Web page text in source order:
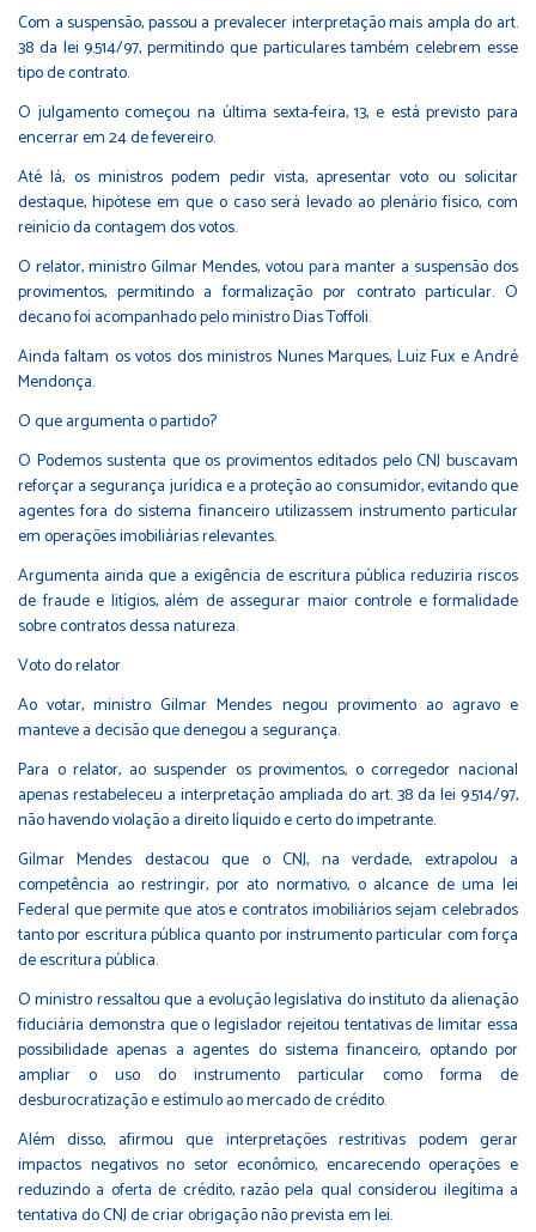
Com a suspensão, passou a prevalecer interpretação mais ampla do art.
38 da lei 9.514/97, permitindo que particulares também celebrem esse
tipo de contrato.
O julgamento começou na última sexta-feira, 13, e está previsto para
encerrar em 24 de fevereiro.
Até lá, os ministros podem pedir vista, apresentar voto ou solicitar
destaque, hipótese em que o caso será levado ao plenário físico, com
reinício da contagem dos votos.
O relator, ministro Gilmar Mendes, votou para manter a suspensão dos
provimentos, permitindo a formalização por contrato particular. O
decano foi acompanhado pelo ministro Dias Toffoli.
Ainda faltam os votos dos ministros Nunes Marques, Luiz Fux e André
Mendonça.
O que argumenta o partido?
O Podemos sustenta que os provimentos editados pelo CNJ buscavam
reforçar a segurança jurídica e a proteção ao consumidor, evitando que
agentes fora do sistema financeiro utilizassem instrumento particular
em operações imobiliárias relevantes.
Argumenta ainda que a exigência de escritura pública reduziria riscos
de fraude e litígios, além de assegurar maior controle e formalidade
sobre contratos dessa natureza.
Voto do relator
Ao votar, ministro Gilmar Mendes negou provimento ao agravo e
manteve a decisão que denegou a segurança.
Para o relator, ao suspender os provimentos, o corregedor nacional
apenas restabeleceu a interpretação ampliada do art. 38 da lei 9.514/97,
não havendo violação a direito líquido e certo do impetrante.
Gilmar Mendes destacou que o CNJ, na verdade, extrapolou a
competência ao restringir, por ato normativo, o alcance de uma lei
Federal que permite que atos e contratos imobiliários sejam celebrados
tanto por escritura pública quanto por instrumento particular com força
de escritura pública.
O ministro ressaltou que a evolução legislativa do instituto da alienação
fiduciária demonstra que o legislador rejeitou tentativas de limitar essa
possibilidade apenas a agentes do sistema financeiro, optando por
ampliar o uso do instrumento particular como forma de
desburocratização e estímulo ao mercado de crédito.
Além disso, afirmou que interpretações restritivas podem gerar
impactos negativos no setor econômico, encarecendo operações e
reduzindo a oferta de crédito, razão pela qual considerou ilegítima a
tentativa do CNJ de criar obrigação não prevista em lei.